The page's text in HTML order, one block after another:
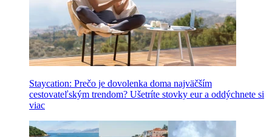
Staycation: Prečo je dovolenka doma najväčším
cestovateľským trendom? Ušetríte stovky eur a oddýchnete si
viac